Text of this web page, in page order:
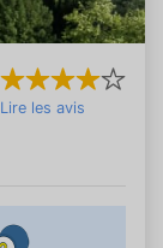
Lire les avis